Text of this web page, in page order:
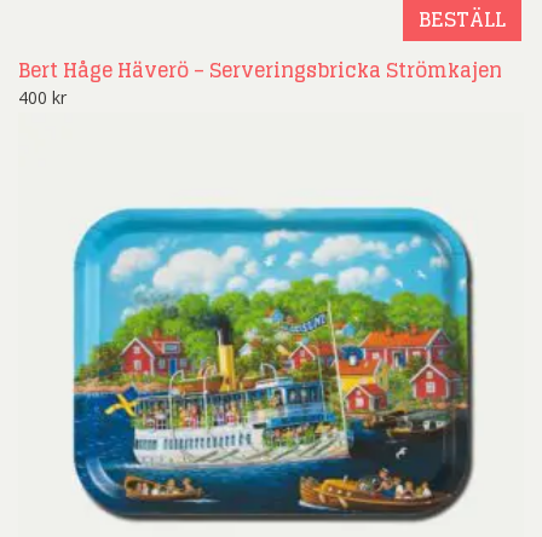
BESTÄLL
Bert Håge Häverö – Serveringsbricka Strömkajen
400 kr